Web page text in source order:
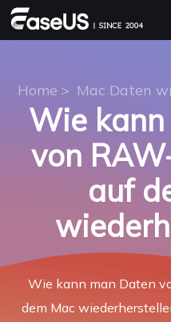
Home > Mac Daten
Wie
von
auf
Wie kann man Daten
dem Mac